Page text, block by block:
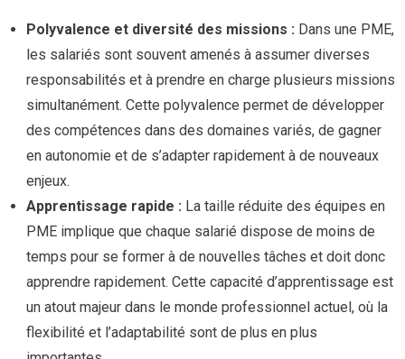
Polyvalence et diversité des missions : Dans une PME,
les salariés sont souvent amenés à assumer diverses
responsabilités et à prendre en charge plusieurs missions
simultanément. Cette polyvalence permet de développer
des compétences dans des domaines variés, de gagner
en autonomie et de s’adapter rapidement à de nouveaux
enjeux.
Apprentissage rapide : La taille réduite des équipes en
PME implique que chaque salarié dispose de moins de
temps pour se former à de nouvelles tâches et doit donc
apprendre rapidement. Cette capacité d’apprentissage est
un atout majeur dans le monde professionnel actuel, où la
flexibilité et l’adaptabilité sont de plus en plus